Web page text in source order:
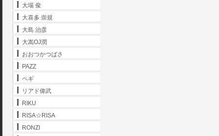
大場 俊
大喜多 崇規
大島 治彦
大嵩OJ潤
おおつかつばさ
PAZZ
ペギ
リアド偉武
RIKU
RISA☆RISA
RONZI